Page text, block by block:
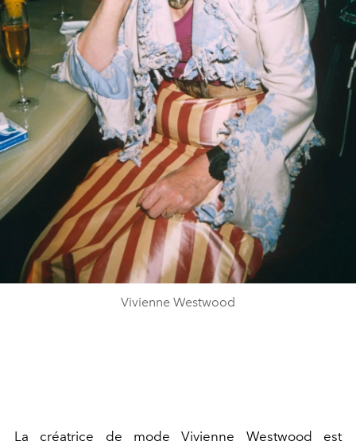
Vivienne Westwood
La créatrice de modeVivienne Westwood est